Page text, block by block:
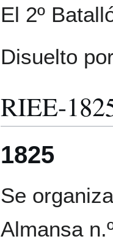
El 2º
Disuelto
RIEE-
1825
Se
Almansa